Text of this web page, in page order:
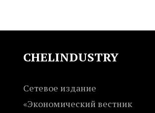
CHELINDUSTRY
Сетевое издание
«Экономический вестник